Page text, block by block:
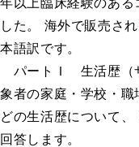
年以上臨床経験のある
した。 海外で販売さ
本語訳です。
パートＩ 生活歴（
象者の家庭・学校・
どの生活歴について
回答します。
職業興味を調
創造性・知能
職業適性を調べ
総合ストレス
性格を調べる
教育指導用書籍